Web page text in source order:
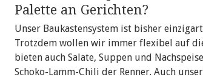
Palette an Gerichten?
Unser Baukastensystem ist bisher
Trotzdem wollen wir immer flexibel auf
bieten auch Salate, Suppen und
Schoko-Lamm-Chili der Renner. Auch